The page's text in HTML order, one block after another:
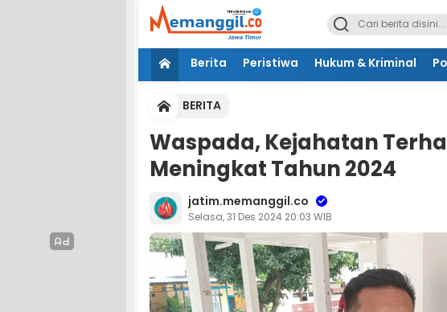
Berita Peristiwa Hukum & Kriminal
BERITA
Waspada, Kejahatan
Meningkat Tahun 2024
jatim.memanggil.co
Selasa, 31 Des 2024 20:03 WIB